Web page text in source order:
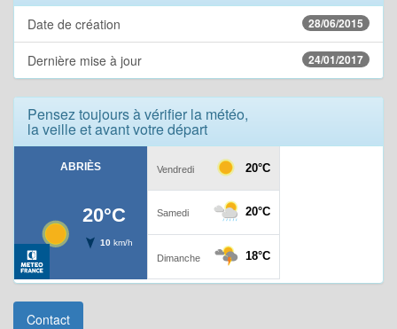
Date de création 28/06/2015
Dernière mise à jour 24/01/2017
Pensez toujours à vérifier la météo,
la veille et avant votre départ
Contact